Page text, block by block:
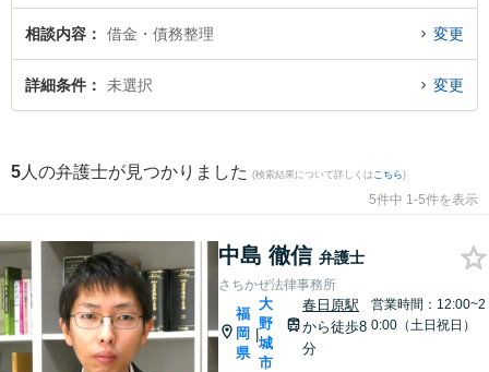
い』『借金・債務整理のトラブル解決の実績豊富な近くの弁護士を検索した
い』『初回相談無料で借金・債務整理を法律相談できる大野城市内の弁護士に
相談予約したい』などでお困りの相談者さんにおすすめです。
相談内容 借金・債務整理 変更
詳細条件 未選択 変更
5 人の弁護士が見つかりました (検索結果について詳しくは こちら)
5件中 1-5件を表示
中島 徹信 弁護士
さちかぜ法律事務所
福
岡
県
|
大
野
城
市
春日原駅
から徒歩8
分
営業時間：12:00~2
0:00（土日祝日）